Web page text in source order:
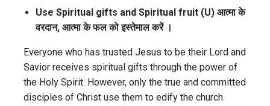
Use Spiritual gifts and Spiritual fruit (U) आत्मा के
वरदान, आत्मा के फल को इस्तेमाल करें ।
Everyone who has trusted Jesus to be their Lord and
Savior receives spiritual gifts through the power of
the Holy Spirit. However, only the true and committed
disciples of Christ use them to edify the church.